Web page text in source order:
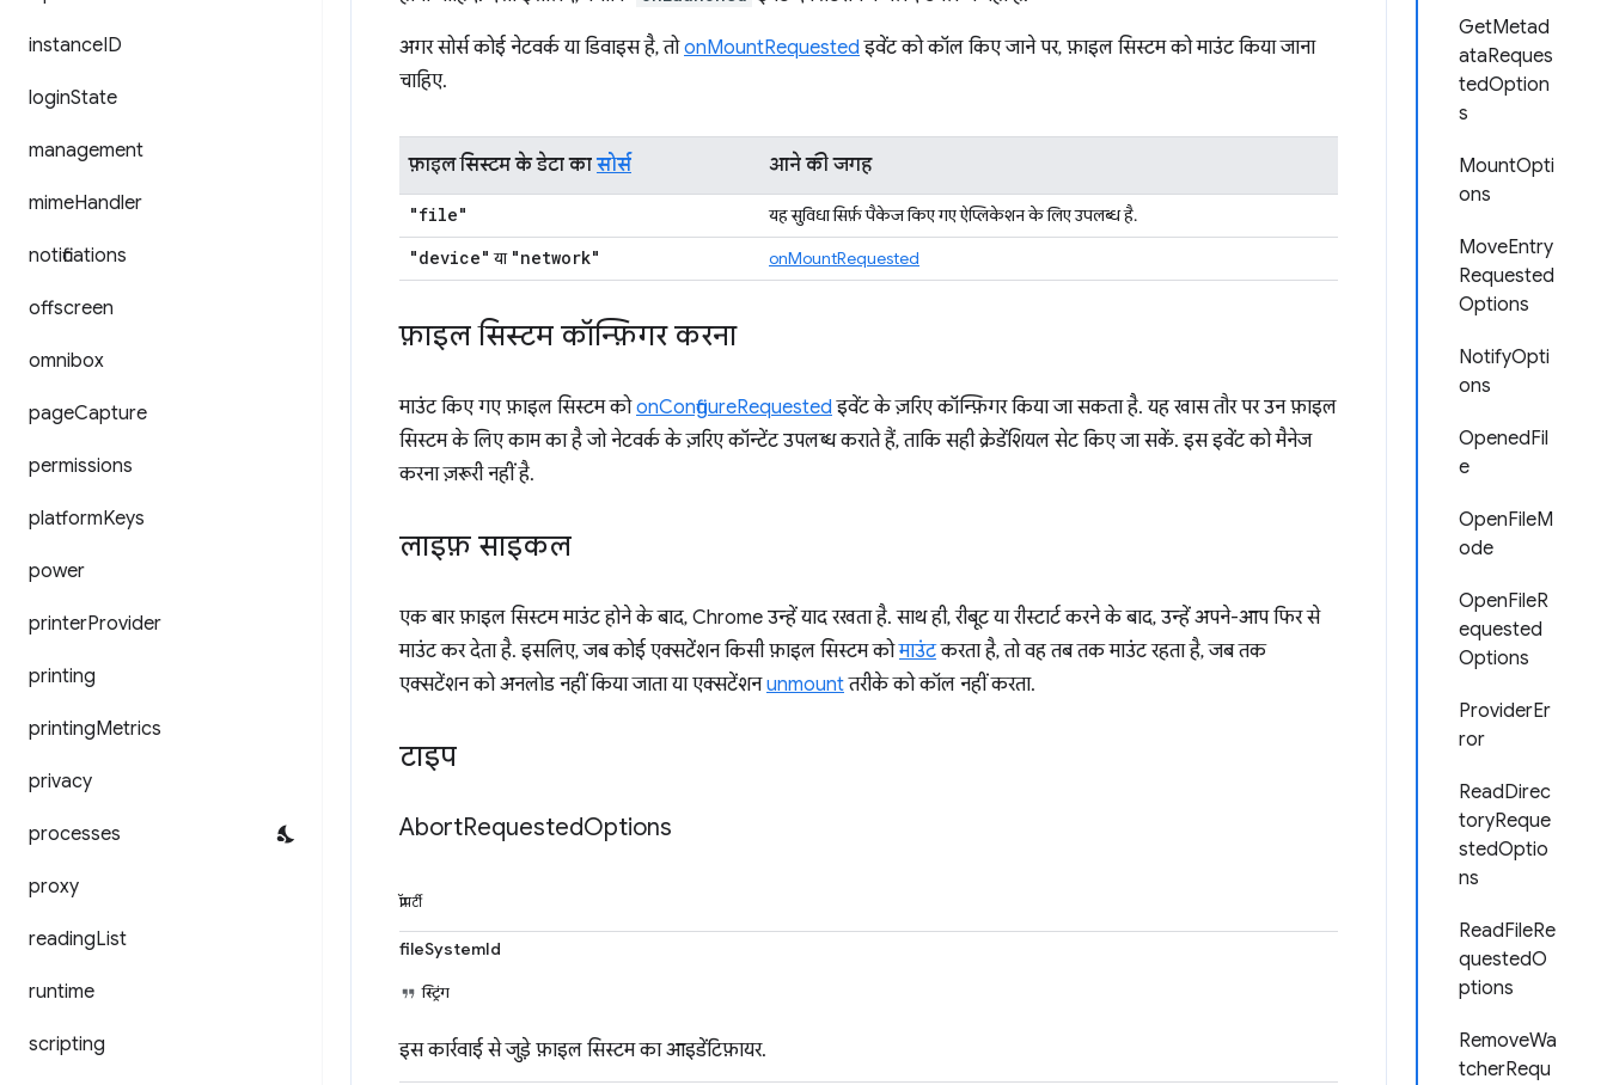
instanceID
loginState
management
mimeHandler
notifications
offscreen
omnibox
pageCapture
permissions
platformKeys
power
printerProvider
printing
printingMetrics
privacy
processes
proxy
readingList
runtime
scripting
GetMetad
ataReques
tedOption
s
MountOpti
ons
MoveEntry
Requested
Options
NotifyOpti
ons
OpenedFil
e
OpenFileM
ode
OpenFileR
equested
Options
ProviderEr
ror
ReadDirec
toryReque
stedOptio
ns
ReadFileRe
questedO
ptions
RemoveWa
tcherRequ
अगर सोर्स कोई नेटवर्क या डिवाइस है, तोonMountRequested इवेंट को कॉल किए जाने पर, फ़ाइल सिस्टम को माउंट किया जाना
चाहिए.
फ़ाइल सिस्टम के डेटा का सोर्स आने की जगह
"file" यह सुविधा सिर्फ़ पैकेज किए गए ऐप्लिकेशन के लिए उपलब्ध है.
"device" या "network" onMountRequested
फ़ाइल सिस्टम कॉन्फ़िगर करना
माउंट किए गए फ़ाइल सिस्टम कोonConfigureRequested इवेंट के ज़रिए कॉन्फ़िगर किया जा सकता है. यह खास तौर पर उन फ़ाइल
सिस्टम के लिए काम का है जो नेटवर्क के ज़रिए कॉन्टेंट उपलब्ध कराते हैं, ताकि सही क्रेडेंशियल सेट किए जा सकें. इस इवेंट को मैनेज
करना ज़रूरी नहीं है.
लाइफ़ साइकल
एक बार फ़ाइल सिस्टम माउंट होने के बाद, Chrome उन्हें याद रखता है. साथ ही, रीबूट या रीस्टार्ट करने के बाद, उन्हें अपने-आप फिर से
माउंट कर देता है. इसलिए, जब कोई एक्सटेंशन किसी फ़ाइल सिस्टम कोमाउंटकरता है, तो वह तब तक माउंट रहता है, जब तक
एक्सटेंशन को अनलोड नहीं किया जाता या एक्सटेंशनunmountतरीके को कॉल नहीं करता.
टाइप
AbortRequestedOptions
प्रॉपर्टी
fileSystemId
स्ट्रिंग
इस कार्रवाई से जुड़े फ़ाइल सिस्टम का आइडेंटिफ़ायर.